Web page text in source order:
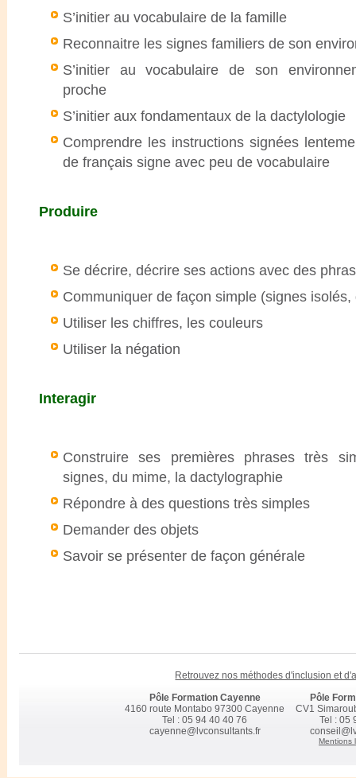
S’initier au vocabulaire de la famille
Reconnaitre les signes familiers de son
S’initier au vocabulaire de son
proche
S’initier aux fondamentaux de la dactylologie
Comprendre les instructions signées
de français signe avec peu de vocabulaire
Produire
Se décrire, décrire ses actions avec des
Communiquer de façon simple (signes
Utiliser les chiffres, les couleurs
Utiliser la négation
Interagir
Construire ses premières phrases très
signes, du mime, la dactylographie
Répondre à des questions très simples
Demander des objets
Savoir se présenter de façon générale
Retrouvez nos méthodes d'inclusion et
Pôle Formation Cayenne
4160 route Montabo 97300 Cayenne
Tel : 05 94 40 40 76
cayenne@lvconsultants.fr
Pôle
CV1
Tel : 05
Mentions